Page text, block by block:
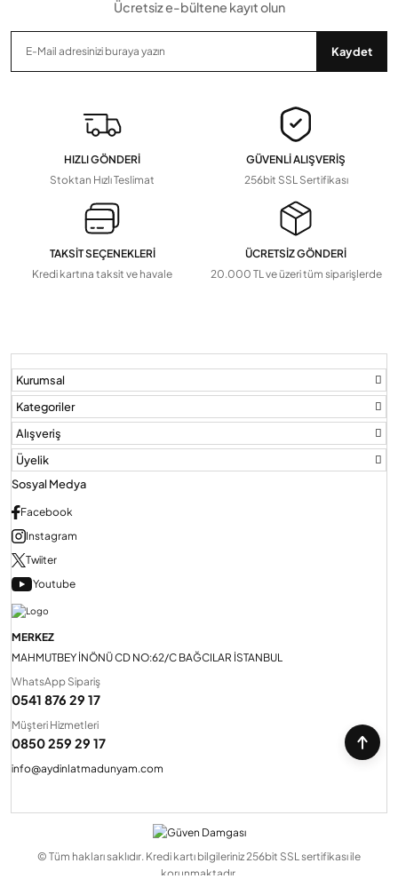
Ücretsiz e-bültene kayıt olun
Kaydet
HIZLI GÖNDERİ
Stoktan Hızlı Teslimat
GÜVENLİ ALIŞVERİŞ
256bit SSL Sertifikası
TAKSİT SEÇENEKLERİ
Kredi kartına taksit ve havale
ÜCRETSİZ GÖNDERİ
20.000 TL ve üzeri tüm siparişlerde
Kurumsal
Kategoriler
Alışveriş
Üyelik
Sosyal Medya
Facebook
Instagram
Twiiter
Youtube
MERKEZ
MAHMUTBEY İNÖNÜ CD NO:62/C BAĞCILAR İSTANBUL
WhatsApp Sipariş
0541 876 29 17
Müşteri Hizmetleri
0850 259 29 17
info@aydinlatmadunyam.com
© Tüm hakları saklıdır. Kredi kartı bilgileriniz 256bit SSL sertifikası ile
korunmaktadır.